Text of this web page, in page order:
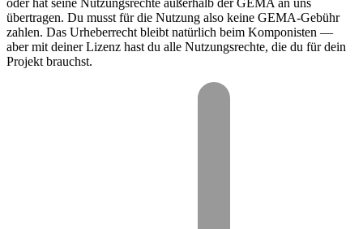
oder hat seine Nutzungsrechte außerhalb der GEMA an uns
übertragen. Du musst für die Nutzung also keine GEMA-Gebühr
zahlen. Das Urheberrecht bleibt natürlich beim Komponisten —
aber mit deiner Lizenz hast du alle Nutzungsrechte, die du für dein
Projekt brauchst.